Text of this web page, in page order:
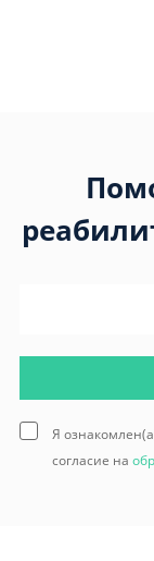
Я
согласие на